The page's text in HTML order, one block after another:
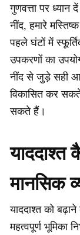
गुणवत्ता पर
नींद, हमारे
पहले घंटों में
उपकरणों का
नींद से जुड़े सही
विकासित कर
सकते हैं।
याददाश्त
मानसिक
याददाश्त को
महत्वपूर्ण भूमिका